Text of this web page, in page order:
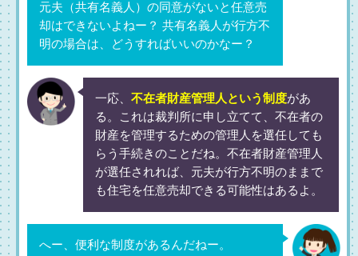
元夫（共有名義人）の同意がないと任意売
却はできないよねー？ 共有名義人が行方不
明の場合は、どうすればいいのかなー？
一応、 不在者財産管理人という制度があ
る。これは裁判所に申し立てて、不在者の
財産を管理するための管理人を選任しても
らう手続きのことだね。不在者財産管理人
が選任されれば、元夫が行方不明のままで
も住宅を任意売却できる可能性はあるよ。
へー、便利な制度があるんだねー。